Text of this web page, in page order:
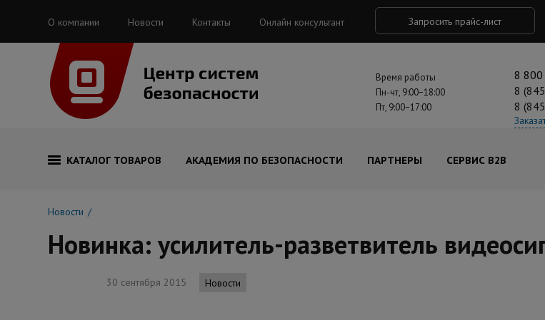
О компании Новости Контакты Онлайн консультант Запросить прайс-лист
Время работы
Пн-чт, 9:00−18:00
Пт, 9:00−17:00
8
8
8
КАТАЛОГ ТОВАРОВ АКАДЕМИЯ ПО БЕЗОПАСНОСТИ ПАРТНЕРЫ СЕРВИС B2B
Новости
Новинка: усилитель-разветвитель
30 сентября 2015 Новости